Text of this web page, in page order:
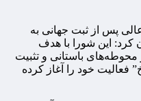
پس از ثبت جهانی به
کرد: این شورا با هدف
باستانی و تثبیت
فعالیت خود را آغاز کرده